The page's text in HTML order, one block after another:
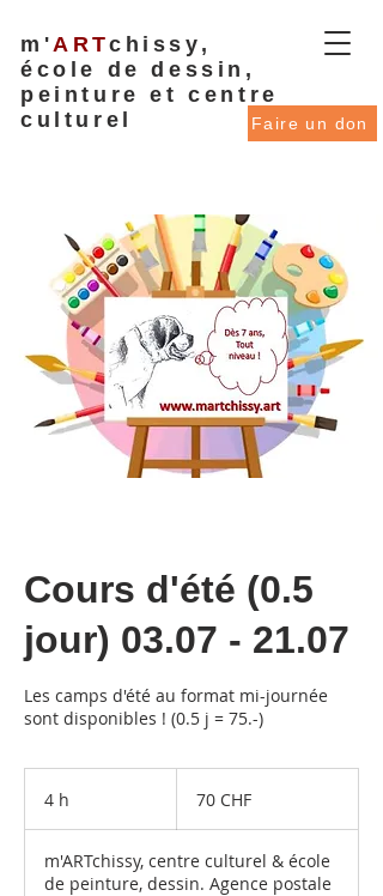
m'ARTchissy,
école de dessin,
peinture et centre
culturel
Faire un don
Cours d'été (0.5
jour) 03.07 - 21.07
Les camps d'été au format mi-journée
sont disponibles ! (0.5 j = 75.-)
4 h
suisses
70 CHF
m'ARTchissy, centre culturel & école
de peinture, dessin. Agence postale